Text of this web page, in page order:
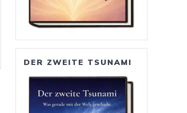
DER ZWEITE TSUNAMI